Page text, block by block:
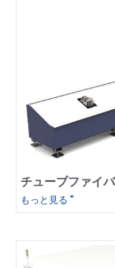
チューブファイ
もっと見る "